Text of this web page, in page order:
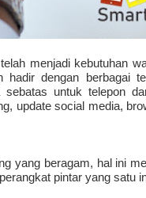
menjadi kebutuhan
hadir dengan berbagai
untuk telepon
update social media,
yang beragam, hal ini
pintar yang satu